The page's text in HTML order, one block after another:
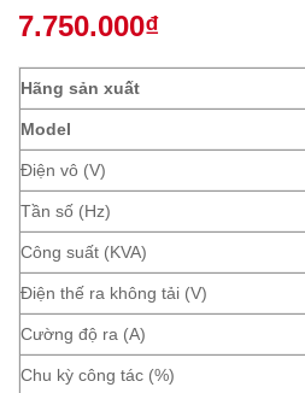
7.750.000₫
Hãng sản xuất
Model
Điện vô (V)
Tần số (Hz)
Công suất (KVA)
Điện thế ra không tải (V)
Cường độ ra (A)
Chu kỳ công tác (%)